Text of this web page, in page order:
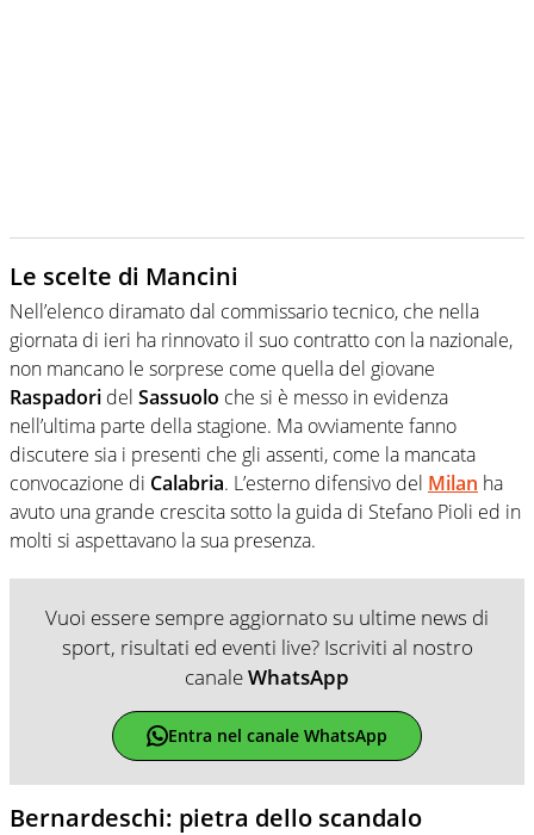
Le scelte di Mancini
Nell’elenco diramato dal commissario tecnico, che nella
giornata di ieri ha rinnovato il suo contratto con la nazionale,
non mancano le sorprese come quella del giovane
Raspadori del Sassuolo che si è messo in evidenza
nell’ultima parte della stagione. Ma ovviamente fanno
discutere sia i presenti che gli assenti, come la mancata
convocazione di Calabria. L’esterno difensivo del Milan ha
avuto una grande crescita sotto la guida di Stefano Pioli ed in
molti si aspettavano la sua presenza.
Vuoi essere sempre aggiornato su ultime news di
sport, risultati ed eventi live? Iscriviti al nostro
canaleWhatsApp
Entra nel canale WhatsApp
Bernardeschi: pietra dello scandalo